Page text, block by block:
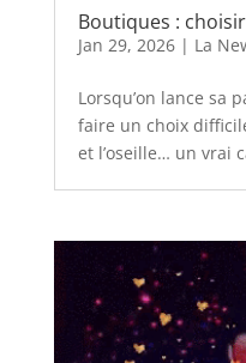
Boutiques :
Jan 29, 2026| La
Lorsqu’on lance sa
faire un choix
et l’oseille… un vrai